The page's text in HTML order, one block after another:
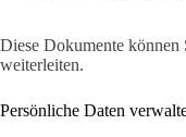
Diese Dokumente können
weiterleiten.
Persönliche Daten